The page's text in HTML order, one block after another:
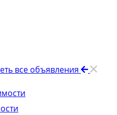
все объявления